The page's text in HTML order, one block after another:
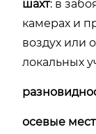
шахт: в
камерах и
воздух или
локальных
осевые